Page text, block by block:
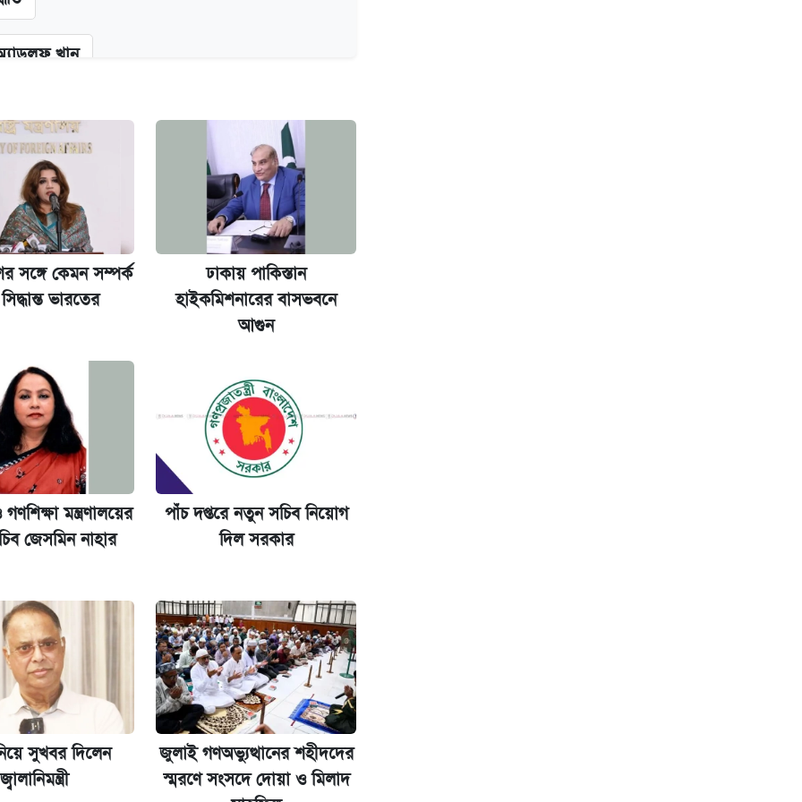
খান
দাম ও ফিচার
গেল
কেজি ৪০০
সঙ্গে কেমন সম্পর্ক
ভারতের
ঢাকায় পাকিস্তান
হাইকমিশনারের বাসভবনে
আগুন
মন্ত্রণালয়ের
জেসমিন নাহার
পাঁচ দপ্তরে নতুন সচিব নিয়োগ
দিল সরকার
সুখবর দিলেন
জ্বালানিমন্ত্রী
জুলাই গণঅভ্যুত্থানের শহীদদের
স্মরণে সংসদে দোয়া ও মিলাদ